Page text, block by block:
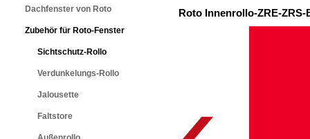
Dachfenster von Roto
Zubehör für Roto-Fenster
Sichtschutz-Rollo
Verdunkelungs-Rollo
Jalousette
Faltstore
Roto Innenrollo-ZRE-ZRS-